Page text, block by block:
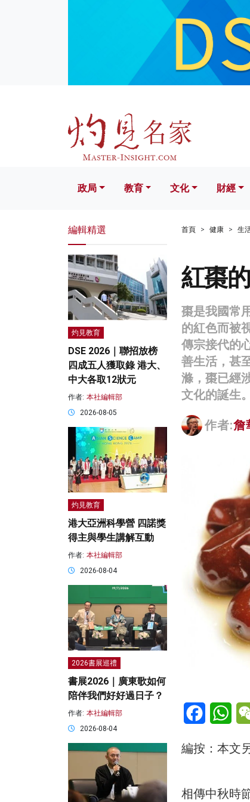
文化 財經
政局 教育 文化 財經
首頁 健康 生
紅棗
棗是我國常
的紅色而被
傳宗接代的
善生活，甚
滌，棗已經
文化的誕生。
作者:詹
Facebook
編按：本文
相傳中秋時
編輯精選
灼見教育
DSE 2026｜聯招放榜
四成五人獲取錄 港大、
中大各取12狀元
作者: 本社編輯部
2026-08-05
灼見教育
港大亞洲科學營 四諾獎
得主與學生講解互動
作者: 本社編輯部
2026-08-04
2026書展巡禮
書展2026｜廣東歌如何
陪伴我們好好過日子？
作者: 本社編輯部
2026-08-04